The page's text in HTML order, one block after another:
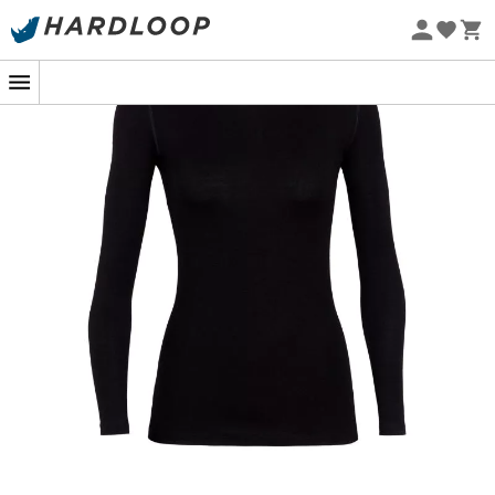
-5% Extra - Kode Summer5
Uanset om du skal på en vandretur i Patagonien, en
vandring rundt om Mont Blanc, suse ned ad skiløjperne
eller slappe af med dine venner ved lejrbålet om
aftenen, vil du ikke kunne undvære
kvindernes første
af merinould
Icebreaker 260 Tech Top LS Crewe.
tekniske Icebreaker
crewneck til kvinder
Icebreaker 260 Tech Top LS Crewe
fra mærket
Icebreaker er din bedste allierede til dine
vinter
sportsaktiviteter. Designet i260 g merinould